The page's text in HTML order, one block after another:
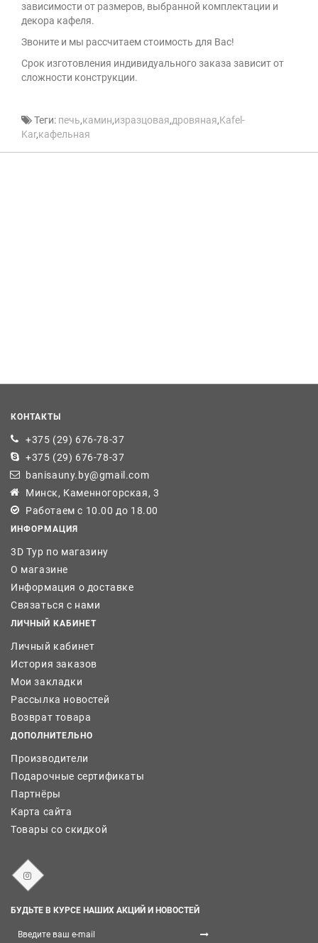
зависимости от размеров, выбранной комплектации и
декора кафеля.
Звоните и мы рассчитаем стоимость для Вас!
Cрок изготовления индивидуального заказа зависит от
сложности конструкции.
Теги: печь,камин,изразцовая,дровяная,Kafel-
Kar,кафельная
КОНТАКТЫ
+375 (29) 676-78-37
+375 (29) 676-78-37
banisauny.by@gmail.com
Минск, Каменногорская, 3
Работаем с 10.00 до 18.00
ИНФОРМАЦИЯ
3D Тур по магазину
О магазине
Информация о доставке
Связаться с нами
ЛИЧНЫЙ КАБИНЕТ
Личный кабинет
История заказов
Мои закладки
Рассылка новостей
Возврат товара
ДОПОЛНИТЕЛЬНО
Производители
Подарочные сертификаты
Партнёры
Карта сайта
Товары со скидкой
БУДЬТЕ В КУРСЕ НАШИХ АКЦИЙ И НОВОСТЕЙ